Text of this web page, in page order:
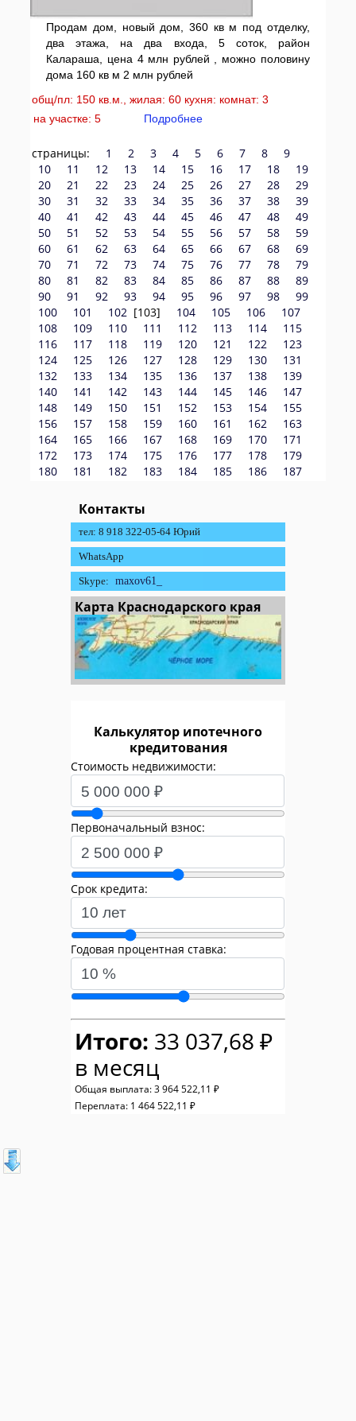
Продам дом, новый дом, 360 кв м под отделку,
два этажа, на два входа, 5 соток, район
Калараша, цена 4 млн рублей , можно половину
дома 160 кв м 2 млн рублей
общ/пл: 150 кв.м., жилая: 60 кухня: комнат: 3
на участке: 5
Подробнее
страницы: 1 2 3 4 5 6 7 8
9
10
11 12 13 14 15 16 17 18
19
20
21 22 23 24 25 26 27 28
29
30
31 32 33 34 35 36 37 38
39
40
41 42 43 44 45 46 47 48
49
50
51 52 53 54 55 56 57 58
59
60
61 62 63 64 65 66 67 68
69
70
71 72 73 74 75 76 77 78
79
80
81 82 83 84 85 86 87 88
89
90
91 92 93 94 95 96 97 98
99
100
101 102 [103] 104 105 106
107
108
109 110 111 112 113 114
115
116
117 118 119 120 121 122
123
124
125 126 127 128 129 130
131
132
133 134 135 136 137 138
139
140
141 142 143 144 145 146
147
148
149 150 151 152 153 154
155
156
157 158 159 160 161 162
163
164
165 166 167 168 169 170
171
172
173 174 175 176 177 178
179
180
181 182 183 184 185 186 187
Контакты
тел: 8 918 322-05-64 Юрий
WhatsApp
Skype: maxov61_
Карта Краснодарского края
Калькулятор ипотечного
кредитования
Стоимость недвижимости:
Первоначальный взнос:
Срок кредита:
Годовая процентная ставка:
Итого: 33 037,68 ₽
в месяц
Общая выплата: 3 964 522,11 ₽
Переплата: 1 464 522,11 ₽